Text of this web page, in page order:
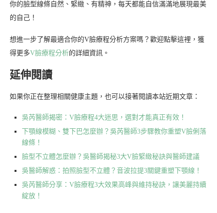
你的臉型線條自然、緊緻、有精神，每天都能自信滿滿地展現最美
的自己！
想進一步了解最適合你的V臉療程分析方案嗎？歡迎點擊這裡，獲
得更多V臉療程分析的詳細資訊。
延伸閱讀
如果你正在整理相關健康主題，也可以接著閱讀本站近期文章：
吳芮醫師揭密：V臉療程4大迷思，選對才能真正有效！
下顎線模糊、雙下巴怎麼辦？吳芮醫師3步驟教你重塑V臉俐落
線條！
臉型不立體怎麼辦？吳醫師揭秘3大V臉緊緻秘訣與醫師建議
吳醫師解惑：拍照臉型不立體？音波拉提3關鍵重塑下顎線！
吳芮醫師分享：V臉療程3大效果高峰與維持秘訣，讓美麗持續
綻放！